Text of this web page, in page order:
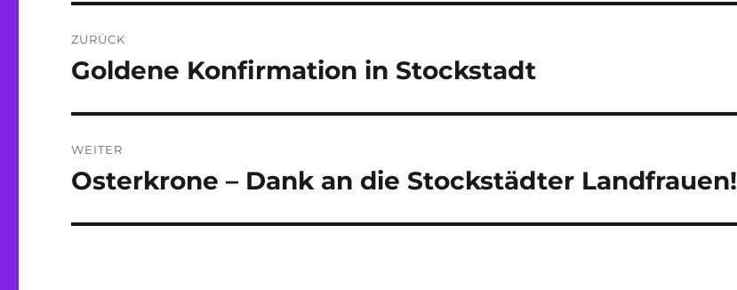
ZURÜCK
Vorheriger
Goldene Konfirmation in Stockstadt
WEITER
Nächster
Osterkrone – Dank an die Stockstädter Landfrauen!